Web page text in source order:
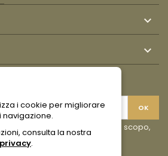


i cookie per migliorare
navigazione.
consulta la nostra
.
in ogni momento. A questo scopo,
di contatto nelle note legali.